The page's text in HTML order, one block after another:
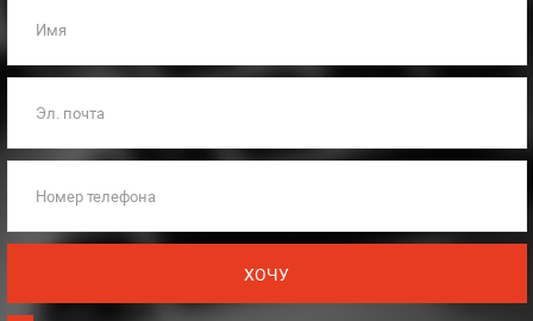
Имя
Эл. почта
Номер телефона
ХОЧУ